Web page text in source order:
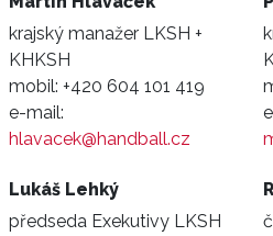
krajský manažer LKSH +
KHKSH
mobil: +420 604 101 419
e-mail:
hlavacek@handball.cz
Lukáš Lehký
předseda Exekutivy LKSH